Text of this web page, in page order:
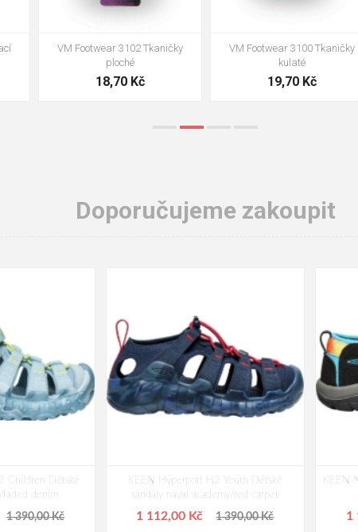
VM Footwear 3002 Vkládací
anatomická stélka ESD
85,00 Kč
VM Footwear 3900 Čistící houba
na obuv
39,00 Kč
Doporučujeme zakoupit
Children Dětské
faded denim
1 390,00 Kč
KEEN Hyperport H2 Youth Dětské
sandály naval academy/red carpet
1 112,00 Kč 1 390,00 Kč
KEEN
1